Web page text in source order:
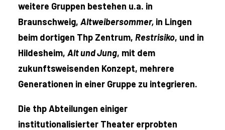
weitere Gruppen bestehen u.a. in
Braunschweig, Altweibersommer, in Lingen
beim dortigen Thp Zentrum, Restrisiko, und in
Hildesheim, Alt und Jung, mit dem
zukunftsweisenden Konzept, mehrere
Generationen in einer Gruppe zu integrieren.
Die thp Abteilungen einiger
institutionalisierter Theater erprobten